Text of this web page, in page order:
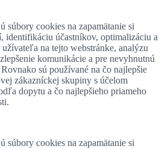
súbory cookies na zapamätanie si
identifikáciu účastníkov, optimalizáciu a
na tejto webstránke, analýzu
komunikácie a pre nevyhnutnú
sú používané na čo najlepšie
zákazníckej skupiny s účelom
dopytu a čo najlepšieho priameho
súbory cookies na zapamätanie si